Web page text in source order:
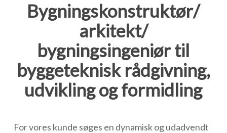
Bygningskonstruktør/
arkitekt/
bygningsingeniør til
byggeteknisk rådgivning,
udvikling og formidling
For vores kunde søges en dynamisk og udadvendt